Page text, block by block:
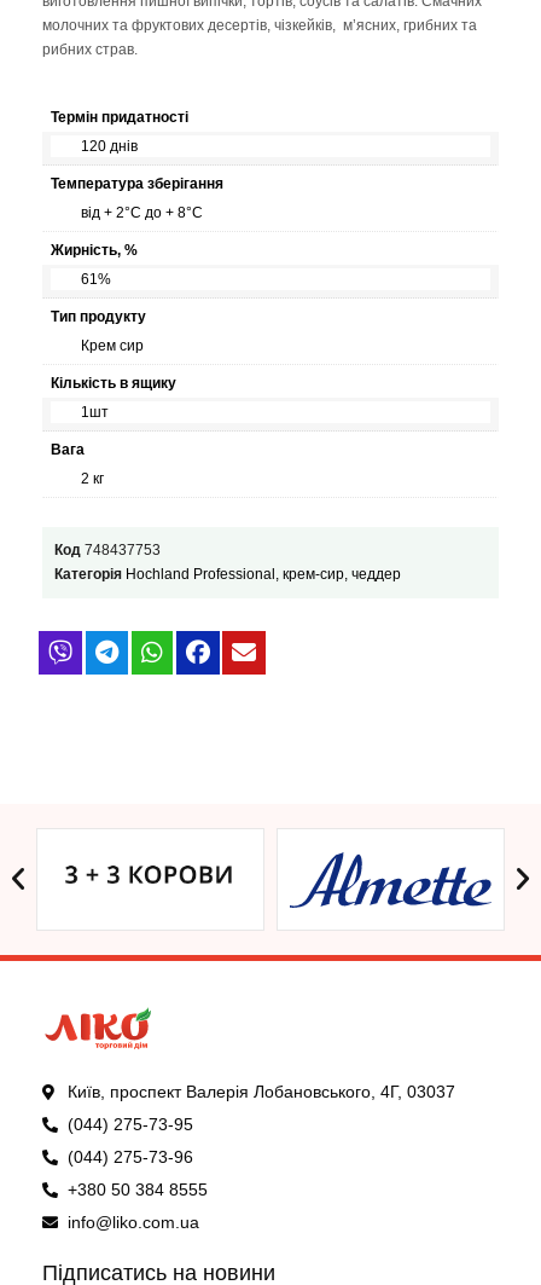
молочних та фруктових десертів, чізкейків, м’ясних, грибних та
рибних страв.
Термін придатності
120 днів
Температура зберігання
від + 2°С до + 8°С
Жирність, %
61%
Тип продукту
Крем сир
Кількість в ящику
1шт
Вага
2 кг
Код 748437753
Категорія Hochland Professional, крем-сир, чеддер
Київ, проспект Валерія Лобановського, 4Г, 03037
(044) 275-73-95
(044) 275-73-96
+380 50 384 8555
info@liko.com.ua
Підписатись на новини